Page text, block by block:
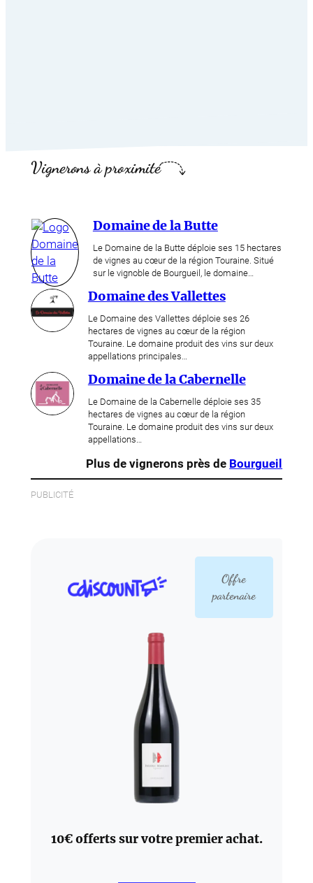
Vignerons à proximité
Domaine de la Butte
Le Domaine de la Butte déploie ses 15 hectares
de vignes au cœur de la région Touraine. Situé
sur le vignoble de Bourgueil, le domaine…
Domaine des Vallettes
Le Domaine des Vallettes déploie ses 26
hectares de vignes au cœur de la région
Touraine. Le domaine produit des vins sur deux
appellations principales…
Domaine de la Cabernelle
Le Domaine de la Cabernelle déploie ses 35
hectares de vignes au cœur de la région
Touraine. Le domaine produit des vins sur deux
appellations…
Plus de vignerons près de Bourgueil
PUBLICITÉ
Offre
partenaire
10€ offerts sur votre premier achat.